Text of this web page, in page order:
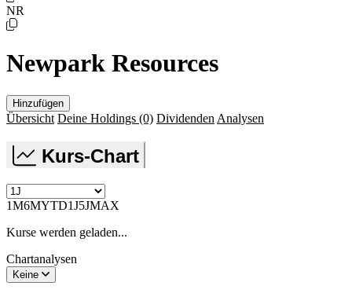
NR
Newpark Resources
Hinzufügen
Übersicht Deine Holdings (0) Dividenden Analysen
Kurs-Chart
1M6MYTD1J5JMAX
Kurse werden geladen...
Chartanalysen
Keine